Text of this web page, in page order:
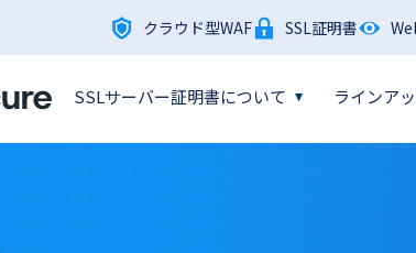
クラウド型WAF SSL証明書
SSLサーバー証明書について ラインア